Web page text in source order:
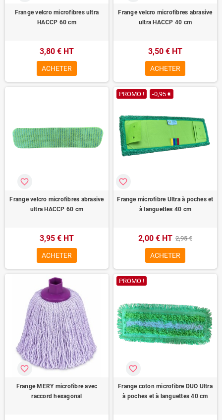
Frange velcro microfibres ultra
HACCP 60 cm
3,80 € HT
ACHETER
Frange velcro microfibres abrasive
ultra HACCP 40 cm
3,50 € HT
ACHETER
Frange velcro microfibres abrasive
ultra HACCP 60 cm
favorite_border
3,95 € HT
ACHETER
PROMO ! -0,95 €
Frange microfibre Ultra à poches et
à languettes 40 cm
favorite_border
2,00 € HT 2,95 €
ACHETER
Frange MERY microfibre avec
raccord hexagonal
favorite_border
PROMO !
Frange coton microfibre DUO Ultra
à poches et à languettes 40 cm
favorite_border